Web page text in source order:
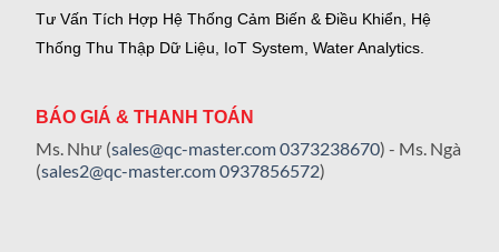
Tư Vấn Tích Hợp Hệ Thống Cảm Biến & Điều Khiển, Hệ
Thống Thu Thập Dữ Liệu, IoT System, Water Analytics.
BÁO GIÁ & THANH TOÁN
Ms. Như (sales@qc-master.com0373238670) - Ms. Ngà
(sales2@qc-master.com0937856572)